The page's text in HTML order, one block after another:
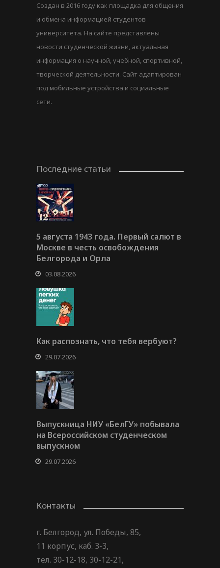
Создан в 2016 году как площадка для общения
и обмена информацией студентов
университета. На сайте представлены
новости студенческой жизни, актуальная
информация о научной, учебной, спортивной,
творческой деятельности. Сайт адаптирован
под мобильные устройства и социальные
сети.
Последние статьи
5 августа 1943 года. Первый салют в
Москве в честь освобождения
Белгорода и Орла
03.08.2026
Как распознать, что тебя вербуют?
29.07.2026
Выпускница НИУ «БелГУ» побывала
на Всероссийском студенческом
выпускном
29.07.2026
Контакты
г. Белгород, ул. Победы, 85,
11 корпус, каб. 3-3,
тел. 30-12-18, 30-12-21,